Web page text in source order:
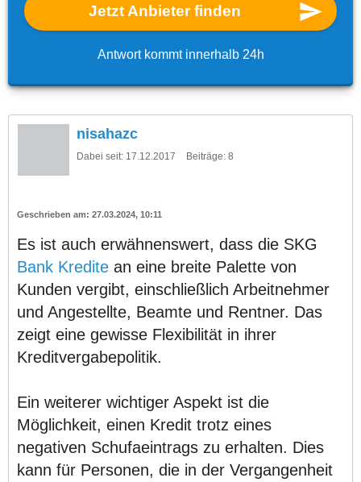
Jetzt Anbieter finden
Antwort kommt innerhalb 24h
nisahazc
Dabei seit: 17.12.2017 Beiträge: 8
27.03.2024, 10:11
Es ist auch erwähnenswert, dass die SKG
Bank Kredite an eine breite Palette von
Kunden vergibt, einschließlich Arbeitnehmer
und Angestellte, Beamte und Rentner. Das
zeigt eine gewisse Flexibilität in ihrer
Kreditvergabepolitik.
Ein weiterer wichtiger Aspekt ist die
Möglichkeit, einen Kredit trotz eines
negativen Schufaeintrags zu erhalten. Dies
kann für Personen, die in der Vergangenheit